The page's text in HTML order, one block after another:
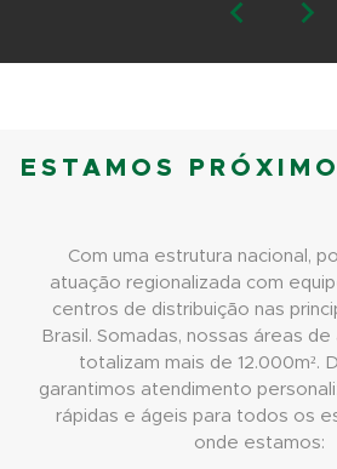
ESTAMOS
Com uma estrutura nacional,
atuação regionalizada com
centros de distribuição nas
Brasil. Somadas, nossas áreas
totalizam mais de 12.000m².
garantimos atendimento
rápidas e ágeis para todos os
onde estamos: